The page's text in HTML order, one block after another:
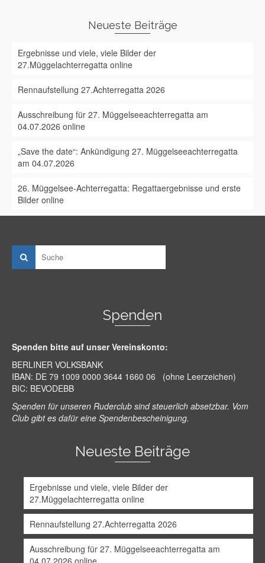
Neueste Beiträge
Ergebnisse und viele, viele Bilder der
27.Müggelachterregatta online
Rennaufstellung 27.Achterregatta 2026
Ausschreibung für 27. Müggelseeachterregatta am
04.07.2026 online
„Save the date“: Ankündigung 27. Müggelseeachterregatta
am 04.07.2026
26. Müggelsee-Achterregatta: Regattaergebnisse und erste
Bilder online
Spenden
Spenden bitte auf unser Vereinskonto:
BERLINER VOLKSBANK
IBAN: DE 79 1009 0000 3644 1660 06 (ohne Leerzeichen)
BIC: BEVODEBB
Spenden für unseren Ruderclub sind steuerlich absetzbar. Vom
Club gibt es dafür eine Spendenbescheinigung.
Neueste Beiträge
Ergebnisse und viele, viele Bilder der
27.Müggelachterregatta online
Rennaufstellung 27.Achterregatta 2026
Ausschreibung für 27. Müggelseeachterregatta am
04.07.2026 online